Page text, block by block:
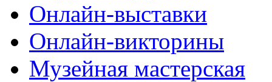
Онлайн-выставки
Онлайн-викторины
Музейная мастерская